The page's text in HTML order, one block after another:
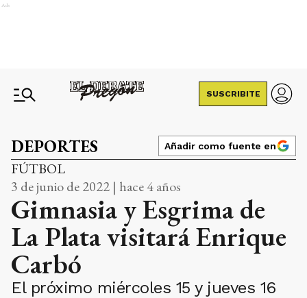
Ads
SUSCRIBITE
DEPORTES Añadir como fuente en
FÚTBOL
3 de junio de 2022 | hace 4 años
Gimnasia y Esgrima de
La Plata visitará Enrique
Carbó
El próximo miércoles 15 y jueves 16